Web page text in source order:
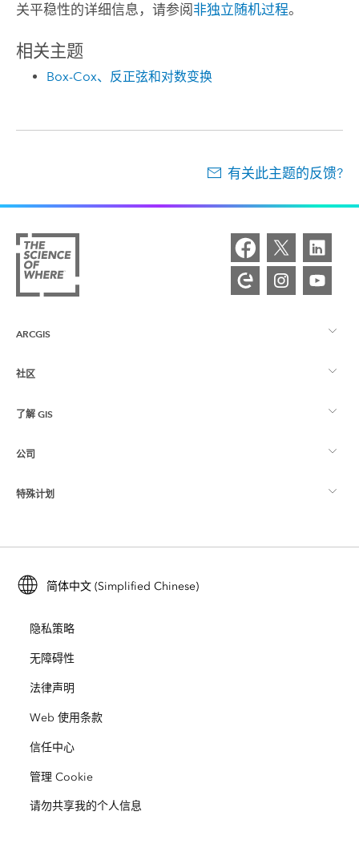
关平稳性的详细信息，请参阅非独立随机过程。
相关主题
Box-Cox、反正弦和对数变换
有关此主题的反馈?
ARCGIS
ArcGIS 概览
制图
Esri Store
社区
Esri 社区
ArcGIS 博客
Esri 年轻专家关系网
了解 GIS
什么是 GIS？
位置智能
培训
ArcUser
ArcNews
ArcWatch
Esri 视频
公司
关于 Esri
招贤纳士
开放视野
业务行为准则
网站地图
特殊计划
ArcGIS for Student Use
保护
教育
种族平等
简体中文 (Simplified Chinese)
隐私策略
无障碍性
法律声明
Web 使用条款
信任中心
管理 Cookie
请勿共享我的个人信息